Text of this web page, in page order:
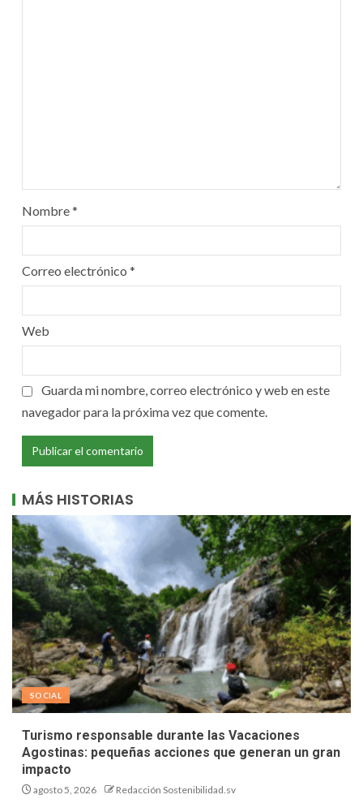
Nombre*
Correo electrónico *
Web
Guarda mi nombre, correo electrónico y web en este
navegador para la próxima vez que comente.
MÁS HISTORIAS
SOCIAL
Turismo responsable durante las Vacaciones
Agostinas: pequeñas acciones que generan un gran
impacto
agosto 5, 2026 Redacción Sostenibilidad.sv